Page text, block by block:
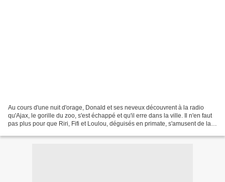
Au cours d'une nuit d'orage, Donald et ses neveux découvrent à la radio
qu'Ajax, le gorille du zoo, s'est échappé et qu'il erre dans la ville. Il n'en faut
pas plus pour que Riri, Fifi et Loulou, déguisés en primate, s'amusent de la